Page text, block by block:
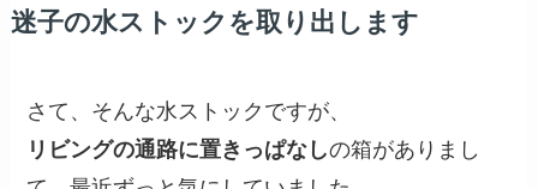
迷子の水ストックを取り出します
さて、そんな水ストックですが、
リビングの通路に置きっぱなしの箱がありまし